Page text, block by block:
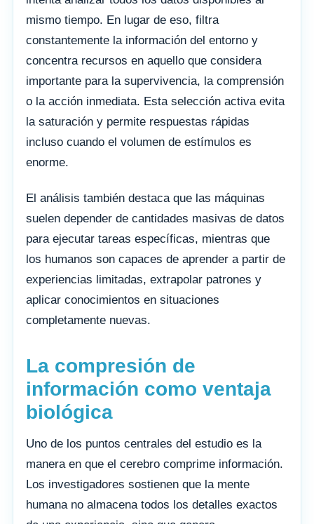
mismo tiempo. En lugar de eso, filtra
constantemente la información del entorno y
concentra recursos en aquello que considera
importante para la supervivencia, la comprensión
o la acción inmediata. Esta selección activa evita
la saturación y permite respuestas rápidas
incluso cuando el volumen de estímulos es
enorme.
El análisis también destaca que las máquinas
suelen depender de cantidades masivas de datos
para ejecutar tareas específicas, mientras que
los humanos son capaces de aprender a partir de
experiencias limitadas, extrapolar patrones y
aplicar conocimientos en situaciones
completamente nuevas.
La compresión de
información como ventaja
biológica
Uno de los puntos centrales del estudio es la
manera en que el cerebro comprime información.
Los investigadores sostienen que la mente
humana no almacena todos los detalles exactos